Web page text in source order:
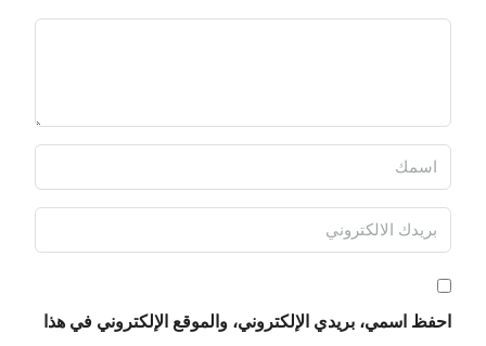
احفظ اسمي، بريدي الإلكتروني، والموقع الإلكتروني في هذا